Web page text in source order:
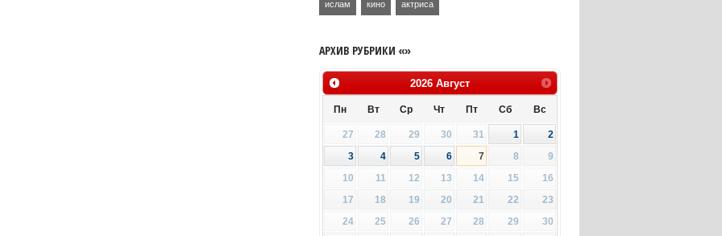
ислам кино актриса
АРХИВ РУБРИКИ «»
2026 Август
Пн Вт Ср Чт Пт Сб Вс
27 28 29 30 31 1
2
3
4 5 6 7 8
9
10
11 12 13 14 15
16
17
18 19 20 21 22
23
24
25 26 27 28 29
30